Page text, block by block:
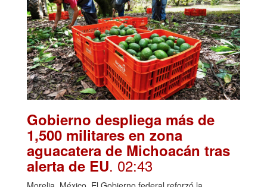
Gobierno despliega más de
1,500 militares en zona
aguacatera de Michoacán tras
alerta de EU. 02:43